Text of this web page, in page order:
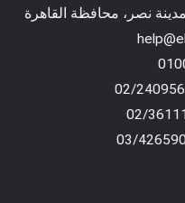
نصر، محافظة القاهرة‬